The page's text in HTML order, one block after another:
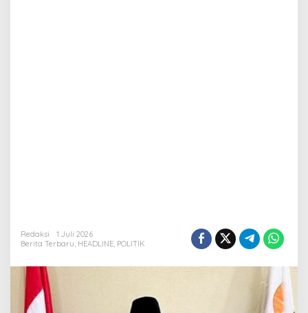
Redaksi
1 Juli 2026
Berita Terbaru, HEADLINE, POLITIK